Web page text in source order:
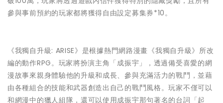
參與事前預約的玩家都將獲得自由設定募集券*10。
《我獨自升級: ARISE》是根據熱門網路漫畫《我獨自升級》所改
編的動作RPG。玩家將扮演主角「成振宇」，透過備受喜愛的網
漫故事來親身體驗他的升級和成長、參與充滿活力的戰鬥，並藉
由各種組合的技能和武器創造出自己的戰鬥風格。玩家不僅可以
和網漫中的獵人組隊，還可以使用成振宇那句著名的台詞「起